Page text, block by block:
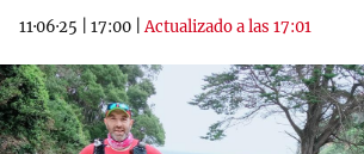
11·06·25 17:00 |Actualizado a las 17:01